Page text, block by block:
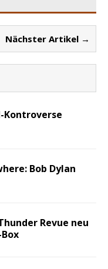
Nächster Artikel →
Kontroverse
Bob Dylan
Revue neu